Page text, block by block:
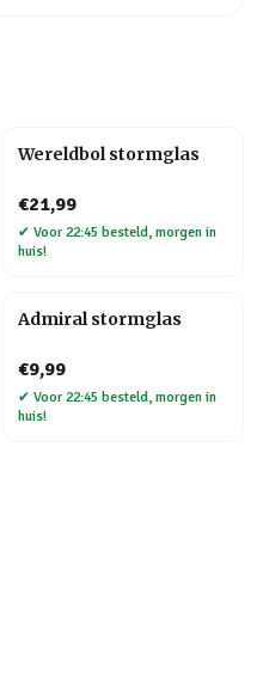
Wereldbol stormglas
€21,99
✔ Voor 22:45 besteld, morgen in
huis!
Admiral stormglas
€9,99
✔ Voor 22:45 besteld, morgen in
huis!